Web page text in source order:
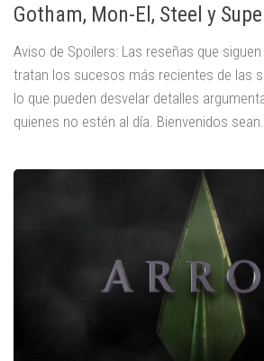
Gotham, Mon-El, Steel y
Aviso de Spoilers: Las reseñas que
tratan los sucesos más recientes de las
lo que pueden desvelar detalles
quienes no estén al día. Bienvenidos sean...